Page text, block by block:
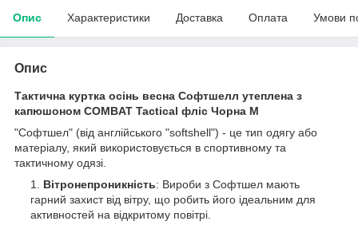
Опис Характеристики Доставка Оплата Умови
Опис
Тактична куртка осінь весна Софтшелл утеплена з
капюшоном COMBAT Tactical фліс Чорна M
"Софтшел" (від англійського "softshell") - це тип одягу або
матеріалу, який використовується в спортивному та
тактичному одязі.
Вітронепроникність: Вироби з Софтшел мають
гарний захист від вітру, що робить його ідеальним для
активностей на відкритому повітрі.